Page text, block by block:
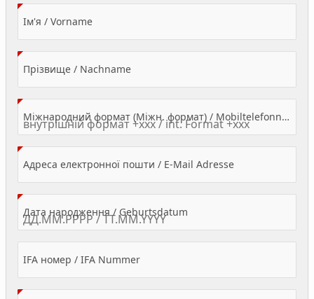
Ім'я / Vorname(Value Required)
Прізвище / Nachname(Value Required)
Міжнародний формат (Міжн. формат) / Mobiltelefonnummer
Адреса електронної пошти / E-Mail Adresse(Value Required)
Дата народження / Geburtsdatum
IFA номер / IFA Nummer